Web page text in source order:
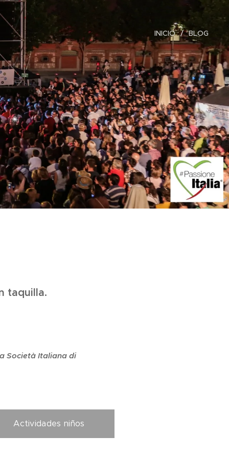
INICIO BLOG
taquilla.
Società Italiana di
Actividades niños